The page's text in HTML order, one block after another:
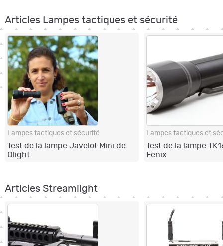
Articles Lampes tactiques et sécurité
Lampes tactiques et sécurité
Test de la lampe Javelot Mini de
Olight
Lampes tactiques et
Test de la lampe
Fenix
Articles Streamlight